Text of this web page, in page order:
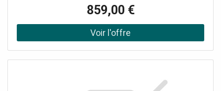
puissance et légèreté, Restitution énergique dans les
graves, via 3 boomers de 6,5 pouces (165 mm), Registre
médium équilibré, grâce à 8 transducteurs de 3 pouces
(76 mm), Aigus doux et précis, grâce à 2 tweeters de 1
optimisé via la technologie BEM, Son exempt de
859,00 €